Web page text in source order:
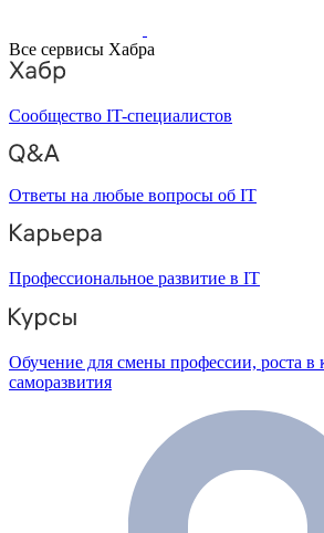
Все сервисы Хабра
Сообщество IT-специалистов
Ответы на любые вопросы об IT
Профессиональное развитие в IT
Обучение для смены профессии, роста в
саморазвития